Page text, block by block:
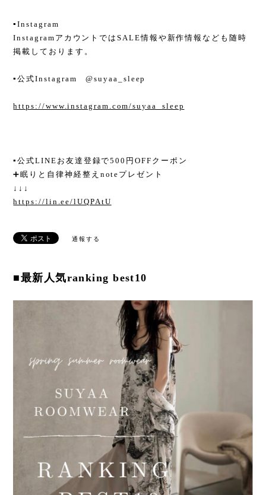
▪︎Instagram
InstagramアカウントではSALE情報や新作情報なども随時
掲載しております。
▪︎公式Instagram @suyaa_sleep
https://www.instagram.com/suyaa_sleep
▪︎公式LINEお友達登録で500円OFFクーポン
➕眠りと自律神経整えnoteプレゼント
↓↓↓
https://lin.ee/lUQPAtU
通報する
■最新人気ranking best10